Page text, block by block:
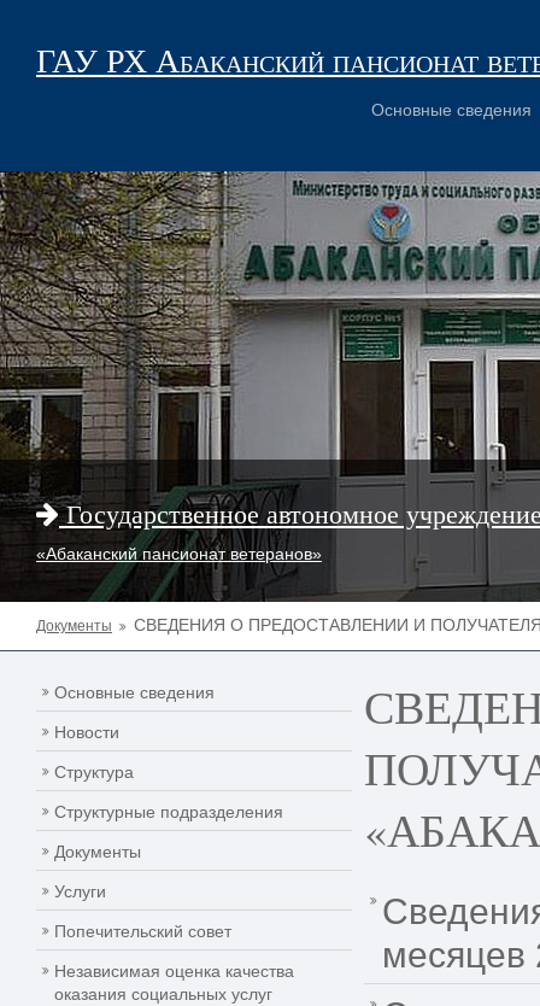
ГАУ РХ Абаканский пансионат
Основные сведения
Государственное автономное
«Абаканский пансионат ветеранов»
Документы СВЕДЕНИЯ О ПРЕДОСТАВЛЕНИИ И
Основные сведения
Новости
Структура
Структурные подразделения
Документы
Услуги
Попечительский совет
Независимая оценка качества
оказания социальных услуг
месяцев